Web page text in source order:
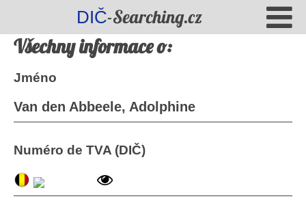
DIČ-Searching.cz
Všechny informace o:
Jméno
Van den Abbeele, Adolphine
Numéro de TVA (DIČ)